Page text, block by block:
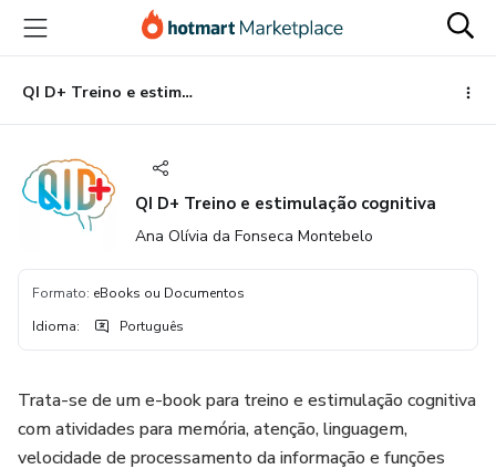
para
conteúdo
principal
para
pagamento
para
rodapé
QI D+ Treino e estimulação cognitiva
QI D+ Treino e estimulação cognitiva
Ana Olívia da Fonseca Montebelo
Formato: eBooks ou Documentos
Idioma: Português
Trata-se de um e-book para treino e estimulação cognitiva
com atividades para memória, atenção, linguagem,
velocidade de processamento da informação e funções